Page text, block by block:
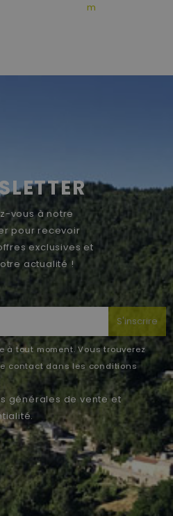
m
vous à notre
pour recevoir
exclusives et
actualité !
S'inscrire
à tout moment. Vous trouverez
contact dans les conditions
générales de vente et
.